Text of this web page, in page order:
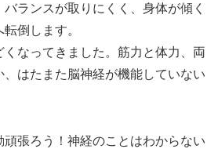
ランスが取りにくく、身体が傾く
倒します。
くなってきました。筋力と体力、両
はたまた脳神経が機能していない
張ろう！神経のことはわからない